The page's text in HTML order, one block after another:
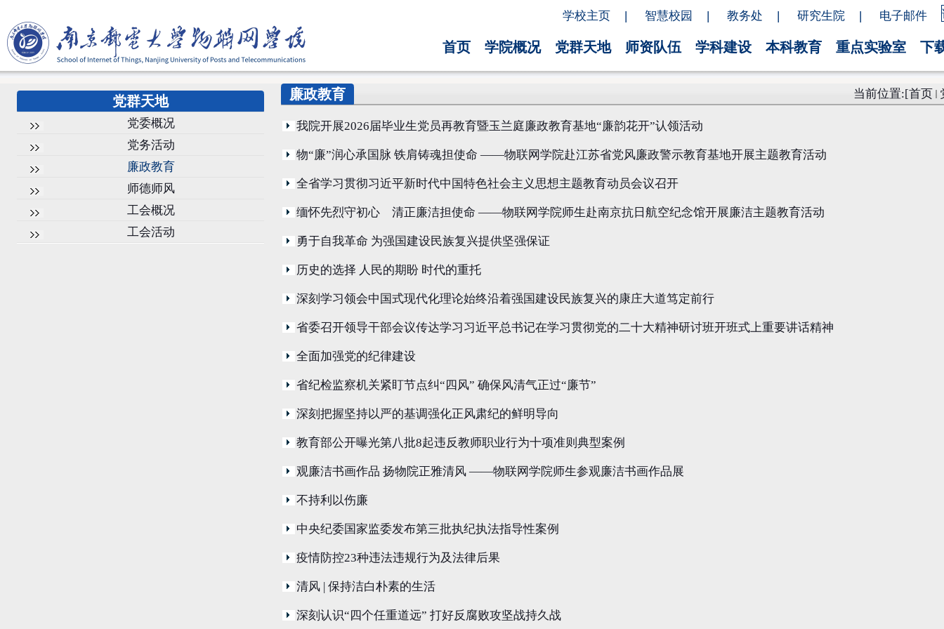
学校主页 | 智慧校园 | 教务处 | 研究生院 | 电子邮件
首页 学院概况 党群天地 师资队伍 学科建设 本科教育 重点实验室 下
党群天地
党委概况
党务活动
廉政教育
师德师风
工会概况
工会活动
廉政教育 当前位置:[首页
我院开展2026届毕业生党员再教育暨玉兰庭廉政教育基地“廉韵花开”认领活动
物“廉”润心承国脉 铁肩铸魂担使命 ——物联网学院赴江苏省党风廉政警示教育基地开展主题教育活动
全省学习贯彻习近平新时代中国特色社会主义思想主题教育动员会议召开
缅怀先烈守初心 清正廉洁担使命 ——物联网学院师生赴南京抗日航空纪念馆开展廉洁主题教育活动
勇于自我革命 为强国建设民族复兴提供坚强保证
历史的选择 人民的期盼 时代的重托
深刻学习领会中国式现代化理论始终沿着强国建设民族复兴的康庄大道笃定前行
省委召开领导干部会议传达学习习近平总书记在学习贯彻党的二十大精神研讨班开班式上重要讲话精神
全面加强党的纪律建设
省纪检监察机关紧盯节点纠“四风” 确保风清气正过“廉节”
深刻把握坚持以严的基调强化正风肃纪的鲜明导向
教育部公开曝光第八批8起违反教师职业行为十项准则典型案例
观廉洁书画作品 扬物院正雅清风 ——物联网学院师生参观廉洁书画作品展
不持利以伤廉
中央纪委国家监委发布第三批执纪执法指导性案例
疫情防控23种违法违规行为及法律后果
清风 | 保持洁白朴素的生活
深刻认识“四个任重道远” 打好反腐败攻坚战持久战